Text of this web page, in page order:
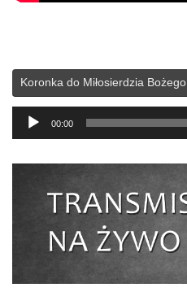
Koronka do Miłosierdzia Bożego
Odtwarzacz
plików
00:00